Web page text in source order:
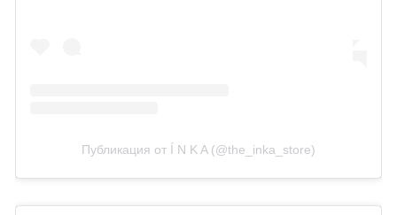
Публикация от Í N K A (@the_inka_store)